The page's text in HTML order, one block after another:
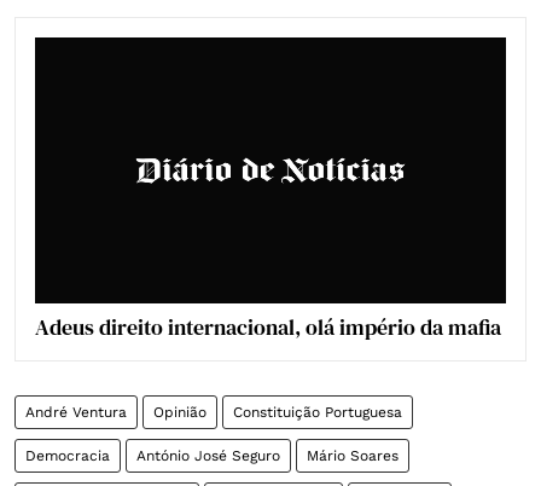
Adeus direito internacional, olá império da mafia
André Ventura Opinião Constituição Portuguesa
Democracia António José Seguro Mário Soares